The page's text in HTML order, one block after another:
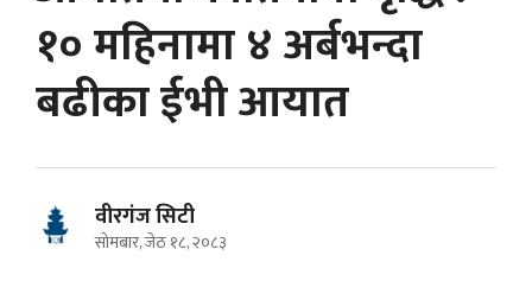
१० महिनामा ४ अर्बभन्दा
बढीका ईभी आयात
वीरगंज सिटी
सोमबार, जेठ १८, २०८३